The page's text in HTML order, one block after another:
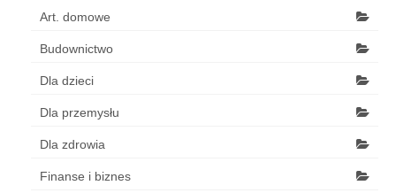
Art. domowe
Budownictwo
Dla dzieci
Dla przemysłu
Dla zdrowia
Finanse i biznes